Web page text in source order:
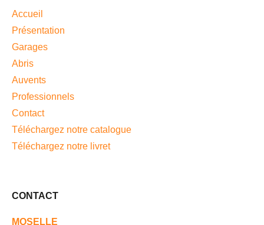
Accueil
Présentation
Garages
Abris
Auvents
Professionnels
Contact
Téléchargez notre catalogue
Téléchargez notre livret
CONTACT
MOSELLE